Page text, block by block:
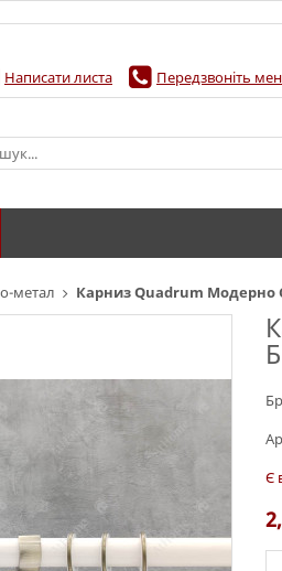
метал Карниз Quadrum Модерно
Є
Написати листа Передзвоніть